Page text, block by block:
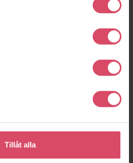
Tillåt alla
Kv Tallkronan
Solna